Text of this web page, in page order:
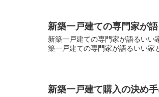
新築一戸建ての専門家が
新築一戸建ての専門家が語るい
築一戸建ての専門家が語るいい
新築一戸建て購入の決め